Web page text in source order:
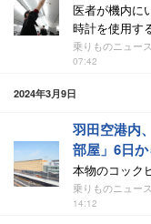
医者が機内に
時計を使用す
乗りものニュース
07:42
2024年3月9日
羽田空港内
部屋」6日
本物のコック
乗りものニュース
14:12